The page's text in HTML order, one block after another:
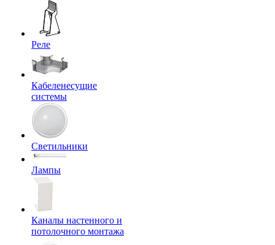
Реле
Кабеленесущие
системы
Светильники
Лампы
Каналы настенного и
потолочного монтажа